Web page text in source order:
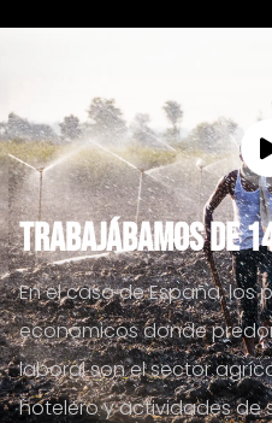
Trabajábamos de
En el caso de España, los
económicos donde
laboral son el sector
hotelero y actividades de